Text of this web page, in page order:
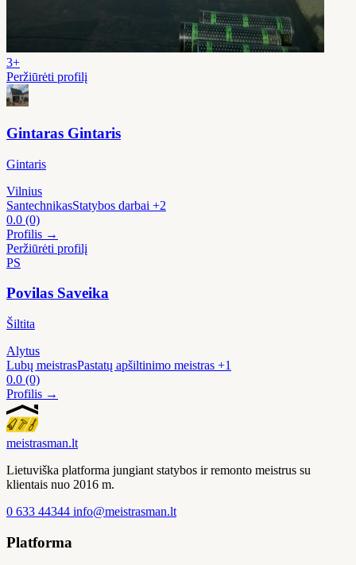
3+
Peržiūrėti profilį
Gintaras Gintaris
Gintaris
Vilnius
SantechnikasStatybos darbai +2
0.0 (0)
Profilis →
Peržiūrėti profilį
PS
Povilas Saveika
Šiltita
Alytus
Lubų meistrasPastatų apšiltinimo meistras +1
0.0 (0)
Profilis →
meistrasman.lt
Lietuviška platforma jungiant statybos ir remonto meistrus su
klientais nuo 2016 m.
0 633 44344 info@meistrasman.lt
Platforma